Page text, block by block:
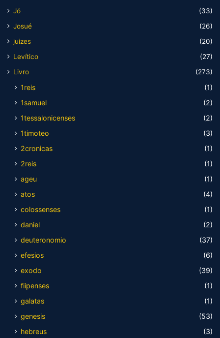
Jó
(33)
Josué
(26)
juizes
(20)
Levítico
(27)
Livro
(273)
1reis
(1)
1samuel
(2)
1tessalonicenses
(2)
1timoteo
(3)
2cronicas
(1)
2reis
(1)
ageu
(1)
atos
(4)
colossenses
(1)
daniel
(2)
deuteronomio
(37)
efesios
(6)
exodo
(39)
fiipenses
(1)
galatas
(1)
genesis
(53)
hebreus
(3)